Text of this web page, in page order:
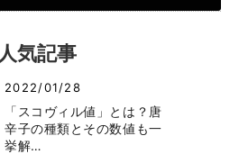
人気記事
2022/01/28
「スコヴィル値」とは？唐
辛子の種類とその数値も一
挙解…